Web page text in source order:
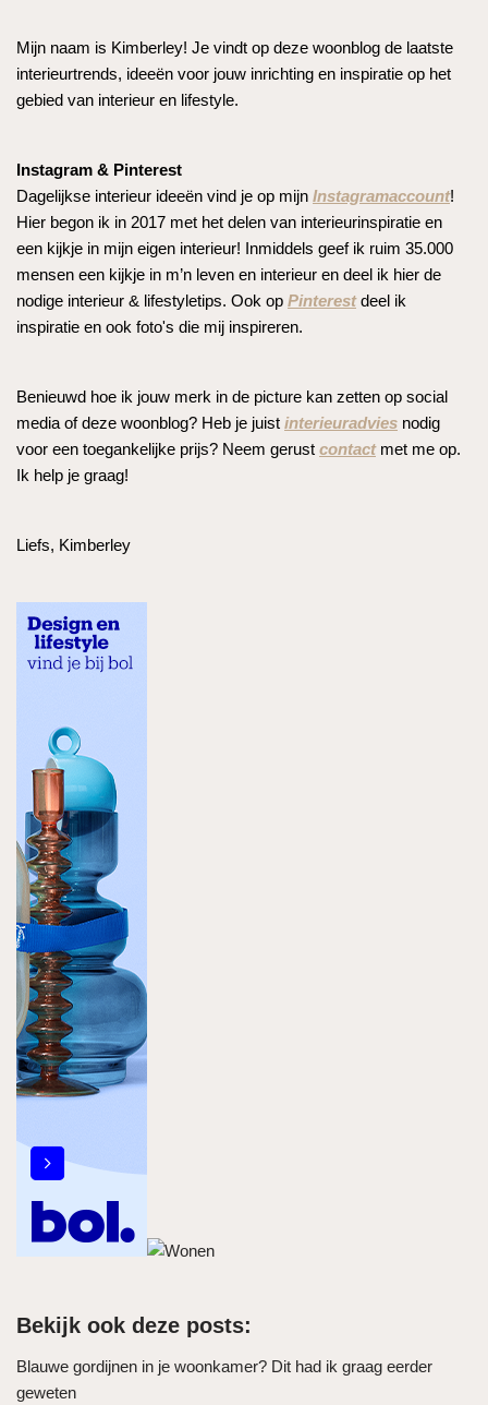
Mijn naam is Kimberley! Je vindt op deze woonblog de laatste
interieurtrends, ideeën voor jouw inrichting en inspiratie op het
gebied van interieur en lifestyle.
Instagram & Pinterest
Dagelijkse interieur ideeën vind je op mijn Instagramaccount!
Hier begon ik in 2017 met het delen van interieurinspiratie en
een kijkje in mijn eigen interieur! Inmiddels geef ik ruim 35.000
mensen een kijkje in m’n leven en interieur en deel ik hier de
nodige interieur & lifestyletips. Ook op Pinterestdeel ik
inspiratie en ook foto's die mij inspireren.
Benieuwd hoe ik jouw merk in de picture kan zetten op social
media of deze woonblog? Heb je juist interieuradvies nodig
voor een toegankelijke prijs? Neem gerust contactmet me op.
Ik help je graag!
Liefs, Kimberley
Bekijk ook deze posts:
Blauwe gordijnen in je woonkamer? Dit had ik graag eerder
geweten